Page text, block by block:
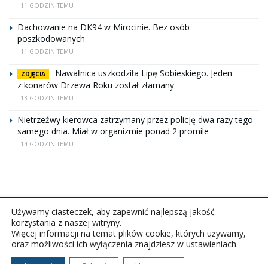
11 GODZIN TEMU
Dachowanie na DK94 w Mirocinie. Bez osób
poszkodowanych
11 GODZIN TEMU
ZDJĘCIA
Nawałnica uszkodziła Lipę Sobieskiego. Jeden
z konarów Drzewa Roku został złamany
13 GODZIN TEMU
Nietrzeźwy kierowca zatrzymany przez policję dwa razy tego
samego dnia. Miał w organizmie ponad 2 promile
14 GODZIN TEMU
Copyright © 2026Polskie Radio Rzeszów S.A. w likwidacj.
Używamy ciasteczek, aby zapewnić najlepszą jakość
korzystania z naszej witryny.
Więcej informacji na temat plików cookie, których używamy,
oraz możliwości ich wyłączenia znajdziesz w ustawieniach.